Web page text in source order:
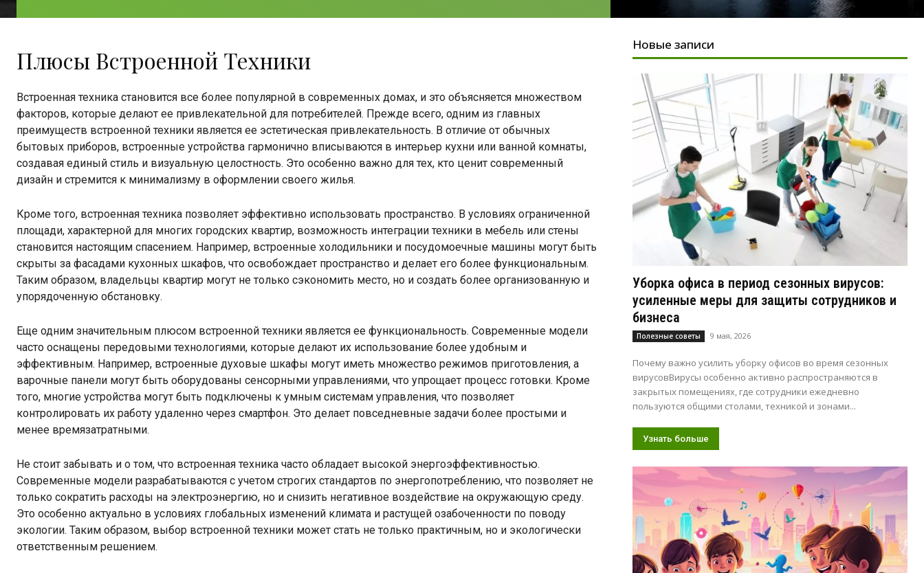
Плюсы Встроенной Техники
Встроенная техника становится все более популярной в современных домах, и это объясняется множеством
факторов, которые делают ее привлекательной для потребителей. Прежде всего, одним из главных
преимуществ встроенной техники является ее эстетическая привлекательность. В отличие от обычных
бытовых приборов, встроенные устройства гармонично вписываются в интерьер кухни или ванной комнаты,
создавая единый стиль и визуальную целостность. Это особенно важно для тех, кто ценит современный
дизайн и стремится к минимализму в оформлении своего жилья.
Кроме того, встроенная техника позволяет эффективно использовать пространство. В условиях ограниченной
площади, характерной для многих городских квартир, возможность интеграции техники в мебель или стены
становится настоящим спасением. Например, встроенные холодильники и посудомоечные машины могут быть
скрыты за фасадами кухонных шкафов, что освобождает пространство и делает его более функциональным.
Таким образом, владельцы квартир могут не только сэкономить место, но и создать более организованную и
упорядоченную обстановку.
Еще одним значительным плюсом встроенной техники является ее функциональность. Современные модели
часто оснащены передовыми технологиями, которые делают их использование более удобным и
эффективным. Например, встроенные духовые шкафы могут иметь множество режимов приготовления, а
варочные панели могут быть оборудованы сенсорными управлениями, что упрощает процесс готовки. Кроме
того, многие устройства могут быть подключены к умным системам управления, что позволяет
контролировать их работу удаленно через смартфон. Это делает повседневные задачи более простыми и
менее времязатратными.
Не стоит забывать и о том, что встроенная техника часто обладает высокой энергоэффективностью.
Современные модели разрабатываются с учетом строгих стандартов по энергопотреблению, что позволяет не
только сократить расходы на электроэнергию, но и снизить негативное воздействие на окружающую среду.
Это особенно актуально в условиях глобальных изменений климата и растущей озабоченности по поводу
экологии. Таким образом, выбор встроенной техники может стать не только практичным, но и экологически
ответственным решением.
Новые записи
Уборка офиса в период сезонных вирусов:
усиленные меры для защиты сотрудников и
бизнеса
Полезные советы 9 мая, 2026
Почему важно усилить уборку офисов во время сезонных
вирусовВирусы особенно активно распространяются в
закрытых помещениях, где сотрудники ежедневно
пользуются общими столами, техникой и зонами...
Узнать больше